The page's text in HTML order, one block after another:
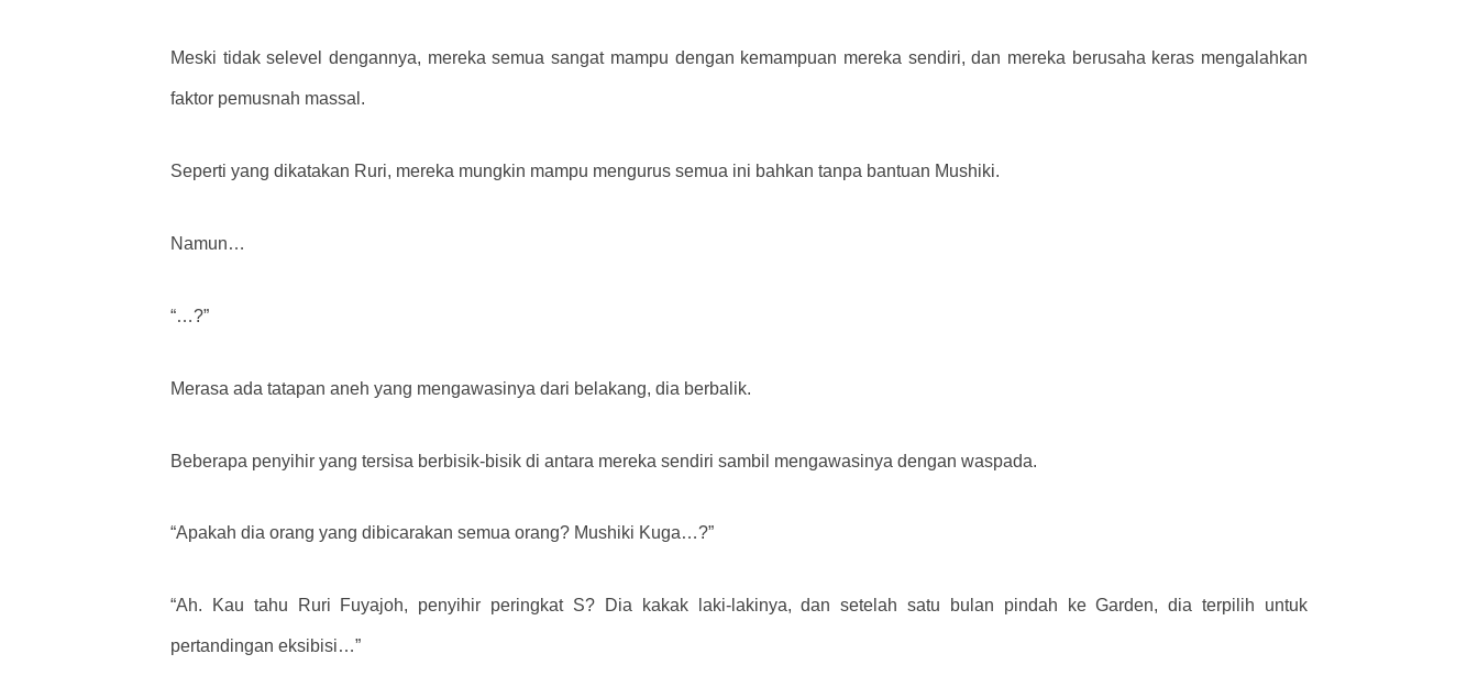
Meski tidak selevel dengannya, mereka semua sangat mampu dengan kemampuan mereka sendiri, dan mereka berusaha keras mengalahkan
faktor pemusnah massal.
Seperti yang dikatakan Ruri, mereka mungkin mampu mengurus semua ini bahkan tanpa bantuan Mushiki.
Namun…
“…?”
Merasa ada tatapan aneh yang mengawasinya dari belakang, dia berbalik.
Beberapa penyihir yang tersisa berbisik-bisik di antara mereka sendiri sambil mengawasinya dengan waspada.
“Apakah dia orang yang dibicarakan semua orang? Mushiki Kuga…?”
“Ah. Kau tahu Ruri Fuyajoh, penyihir peringkat S? Dia kakak laki-lakinya, dan setelah satu bulan pindah ke Garden, dia terpilih untuk
pertandingan eksibisi…”